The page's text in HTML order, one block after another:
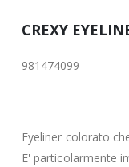
CREXY
981474099
Eyeliner colorato
E' particolarmente